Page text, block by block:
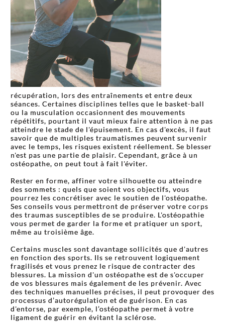
récupération, lors des entraînements et entre deux
séances. Certaines disciplines telles que le basket-ball
ou la musculation occasionnent des mouvements
répétitifs, pourtant il vaut mieux faire attention à ne pas
atteindre le stade de l'épuisement. En cas d'excès, il faut
savoir que de multiples traumatismes peuvent survenir
avec le temps, les risques existent réellement. Se blesser
n'est pas une partie de plaisir. Cependant, grâce à un
ostéopathe, on peut tout à fait l'éviter.
Rester en forme, affiner votre silhouette ou atteindre
des sommets : quels que soient vos objectifs, vous
pourrez les concrétiser avec le soutien de l'ostéopathe.
Ses conseils vous permettront de préserver votre corps
des traumas susceptibles de se produire. L'ostéopathie
vous permet de garder la forme et pratiquer un sport,
même au troisième âge.
Certains muscles sont davantage sollicités que d'autres
en fonction des sports. Ils se retrouvent logiquement
fragilisés et vous prenez le risque de contracter des
blessures. La mission d'un ostéopathe est de s'occuper
de vos blessures mais également de les prévenir. Avec
des techniques manuelles précises, il peut provoquer des
processus d’autorégulation et de guérison. En cas
d'entorse, par exemple, l’ostéopathe permet à votre
ligament de guérir en évitant la sclérose.